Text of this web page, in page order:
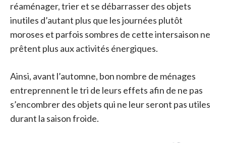
réaménager, trier et se débarrasser des objets
inutiles d’autant plus que les journées plutôt
moroses et parfois sombres de cette intersaison ne
prêtent plus aux activités énergiques.
Ainsi, avant l’automne, bon nombre de ménages
entreprennent le tri de leurs effets afin de ne pas
s’encombrer des objets qui ne leur seront pas utiles
durant la saison froide.